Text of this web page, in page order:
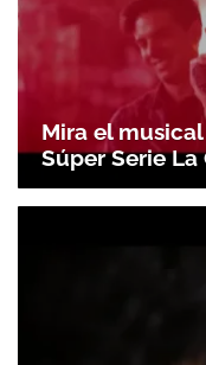
Mira el
Súper Serie